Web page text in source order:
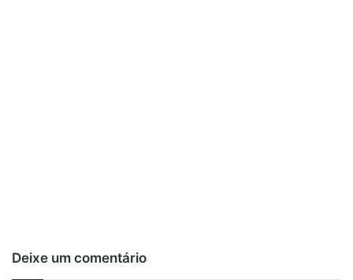
Deixe um comentário